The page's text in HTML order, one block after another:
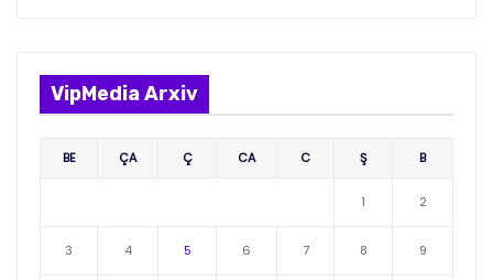
VipMedia Arxiv
BE ÇA Ç CA C Ş B
1 2
3 4 5 6 7 8 9